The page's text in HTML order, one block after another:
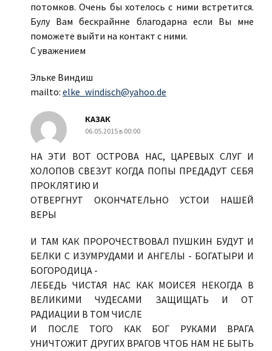
потомков. Очень бы хотелось с ними встретится.
Булу Вам бескрайнне благодарна если Вы мне
поможете выйти на контакт с ними.
С уважением
Эльке Виндиш
mailto: elke_windisch@yahoo.de
КАЗАК
06.05.2015 в 00:00
НА ЭТИ ВОТ ОСТРОВА НАС, ЦАРЕВЫХ СЛУГ И
ХОЛОПОВ СВЕЗУТ КОГДА ПОПЫ ПРЕДАДУТ СЕБЯ
ПРОКЛЯТИЮ И
ОТВЕРГНУТ ОКОНЧАТЕЛЬНО УСТОИ НАШЕЙ
ВЕРЫ
И ТАМ КАК ПРОРОЧЕСТВОВАЛ ПУШКИН БУДУТ И
БЕЛКИ С ИЗУМРУДАМИ И АНГЕЛЫ - БОГАТЫРИ И
БОГОРОДИЦА -
ЛЕБЕДЬ ЧИСТАЯ НАС КАК МОИСЕЯ НЕКОГДА В
ВЕЛИКИМИ ЧУДЕСАМИ ЗАЩИЩАТЬ И ОТ
РАДИАЦИИ В ТОМ ЧИСЛЕ
И ПОСЛЕ ТОГО КАК БОГ РУКАМИ ВРАГА
УНИЧТОЖИТ ДРУГИХ ВРАГОВ ЧТОБ НАМ НЕ БЫТЬ